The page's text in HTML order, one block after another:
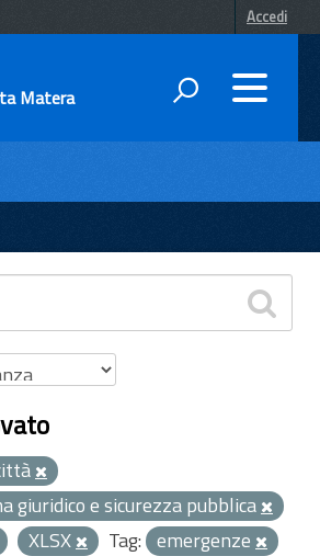
Accedi
Matera
giuridico e sicurezza pubblica
XLSX Tag: emergenze